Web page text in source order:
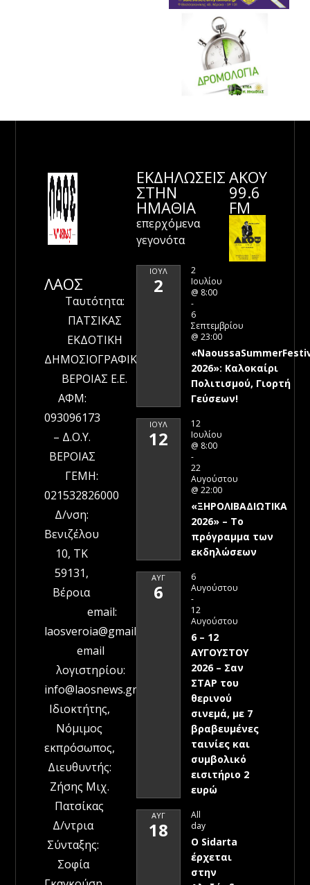
ΛΑΟΣ
Ταυτότητα:
ΠΑΤΣΙΚΑΣ
ΕΚΔΟΤΙΚΗ
ΔΗΜΟΣΙΟΓΡΑΦΙΚΗ
ΒΕΡΟΙΑΣ Ε.Ε.
ΑΦΜ:
093096173
– Δ.Ο.Υ.
ΒΕΡΟΙΑΣ
ΓΕΜΗ:
021532826000
Δ/νση:
Βενιζέλου
10, ΤΚ
59131,
Βέροια
email:
laosveroia@gmail.com
email
λογιστηρίου:
info@laosnews.gr
Ιδιοκτήτης,
Νόμιμος
εκπρόσωπος,
Διευθυντής:
Ζήσης Μιχ.
Πατσίκας
Δ/ντρια
Σύνταξης:
Σοφία
ΕΚΔΗΛΩΣΕΙΣ
ΣΤΗΝ
ΗΜΑΘΊΑ
επερχόμενα
γεγονότα
ΙΟΎΛ
2
2
Ιουλίου
@ 8:00
-
6
Σεπτεμβρίου
@ 23:00
2026»: Καλοκαίρι
Πολιτισμού, Γιορτή
Γεύσεων!
ΙΟΎΛ
12
12
Ιουλίου
@ 8:00
-
22
Αυγούστου
@ 22:00
«ΞΗΡΟΛΙΒΑΔΙΩΤΙΚΑ
2026» – To
πρόγραμμα των
εκδηλώσεων
ΑΥΓ
6
6
Αυγούστου
-
12
Αυγούστου
6 – 12
ΑΥΓΟΥΣΤΟΥ
2026 – Σαν
ΣΤΑΡ του
θερινού
σινεμά, με 7
βραβευμένες
ταινίες και
συμβολικό
εισιτήριο 2
ευρώ
ΑΥΓ
18
All
day
Ο Sidarta
έρχεται
στην
ΑΚΟΥ
99.6
FM